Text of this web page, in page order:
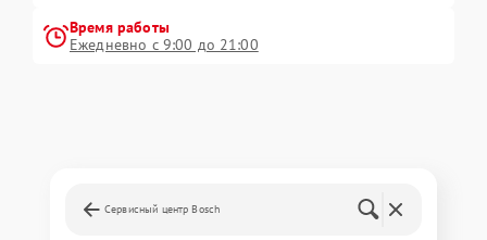
Время работы
Ежедневно с 9:00 до 21:00
Сервисный центр Bosch